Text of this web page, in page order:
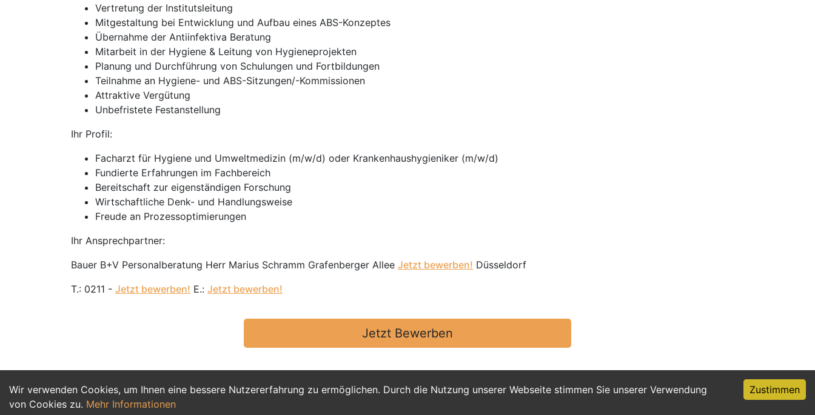
Wir verwenden Cookies, um Ihnen eine bessere Nutzererfahrung zu ermöglichen. Durch die Nutzung unserer Webseite stimmen Sie unserer Verwendung
von Cookies zu. Mehr Informationen
Zustimmen
Vertretung der Institutsleitung
Mitgestaltung bei Entwicklung und Aufbau eines ABS-Konzeptes
Übernahme der Antiinfektiva Beratung
Mitarbeit in der Hygiene & Leitung von Hygieneprojekten
Planung und Durchführung von Schulungen und Fortbildungen
Teilnahme an Hygiene- und ABS-Sitzungen/-Kommissionen
Attraktive Vergütung
Unbefristete Festanstellung
Ihr Profil:
Facharzt für Hygiene und Umweltmedizin (m/w/d) oder Krankenhaushygieniker (m/w/d)
Fundierte Erfahrungen im Fachbereich
Bereitschaft zur eigenständigen Forschung
Wirtschaftliche Denk- und Handlungsweise
Freude an Prozessoptimierungen
Ihr Ansprechpartner:
Bauer B+V Personalberatung Herr Marius Schramm Grafenberger Allee Jetzt bewerben! Düsseldorf
T.: 0211 - Jetzt bewerben! E.: Jetzt bewerben!
Jetzt Bewerben